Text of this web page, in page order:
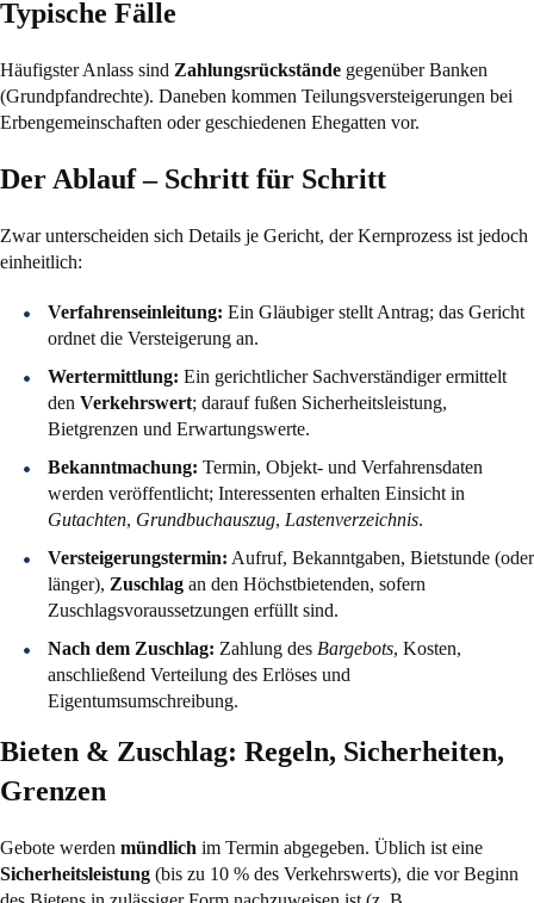
Typische Fälle
Häufigster Anlass sind Zahlungsrückstände gegenüber Banken
(Grundpfandrechte). Daneben kommen Teilungsversteigerungen bei
Erbengemeinschaften oder geschiedenen Ehegatten vor.
Der Ablauf – Schritt für Schritt
Zwar unterscheiden sich Details je Gericht, der Kernprozess ist jedoch
einheitlich:
Verfahrenseinleitung: Ein Gläubiger stellt Antrag; das Gericht
ordnet die Versteigerung an.
Wertermittlung: Ein gerichtlicher Sachverständiger ermittelt
den Verkehrswert; darauf fußen Sicherheitsleistung,
Bietgrenzen und Erwartungswerte.
Bekanntmachung: Termin, Objekt- und Verfahrensdaten
werden veröffentlicht; Interessenten erhalten Einsicht in
Gutachten, Grundbuchauszug, Lastenverzeichnis.
Versteigerungstermin: Aufruf, Bekanntgaben, Bietstunde (oder
länger), Zuschlag an den Höchstbietenden, sofern
Zuschlagsvoraussetzungen erfüllt sind.
Nach dem Zuschlag: Zahlung des Bargebots, Kosten,
anschließend Verteilung des Erlöses und
Eigentumsumschreibung.
Bieten & Zuschlag: Regeln, Sicherheiten,
Grenzen
Gebote werden mündlich im Termin abgegeben. Üblich ist eine
Sicherheitsleistung (bis zu 10 % des Verkehrswerts), die vor Beginn